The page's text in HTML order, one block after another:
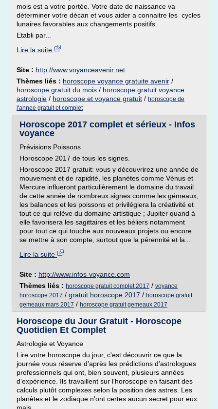
mois est a votre portée. Votre date de naissance va
déterminer votre décan et vous aider a connaitre les cycles
lunaires favorables aux changements positifs.
Etabli par...
Lire la suite
Site : http://www.voyanceavenir.net
Thèmes liés : horoscope voyance gratuite avenir /
horoscope gratuit du mois / horoscope gratuit voyance
astrologie / horoscope et voyance gratuit / horoscope de
l'annee gratuit et complet
Horoscope 2017 complet et sérieux - Infos
voyance
Prévisions Poissons
Horoscope 2017 de tous les signes.
Horoscope 2017 gratuit: vous y découvrirez une année de
mouvement et de rapidité, les planètes comme Vénus et
Mercure influeront particulièrement le domaine du travail
de cette année de nombreux signes comme les gémeaux,
les balances et les poissons et privilégiera la créativité et
tout ce qui relève du domaine artistique ; Jupiter quand à
elle favorisera les sagittaires et les béliers notamment
pour tout ce qui touche aux nouveaux projets ou encore
se mettre à son compte, surtout que la pérennité et la...
Lire la suite
Site : http://www.infos-voyance.com
Thèmes liés : horoscope gratuit complet 2017 / voyance
horoscope 2017 / gratuit horoscope 2017 / horoscope gratuit
gemeaux mars 2017 / horoscope gratuit gemeaux 2017
Horoscope du Jour Gratuit - Horoscope
Quotidien Et Complet
Astrologie et Voyance
Lire votre horoscope du jour, c'est découvrir ce que la
journée vous réserve d'après les prédictions d'astrologues
professionnels qui ont, bien souvent, plusieurs années
d'expérience. Ils travaillent sur l'horoscope en faisant des
calculs plutôt complexes selon la position des astres. Les
planètes et le zodiaque n'ont certes aucun secret pour eux